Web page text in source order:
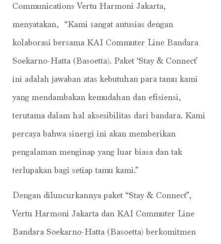
Communications Vertu Harmoni Jakarta,
menyatakan, “Kami sangat antusias dengan
kolaborasi bersama KAI Commuter Line Bandara
Soekarno-Hatta (Basoetta). Paket ‘Stay & Connect’
ini adalah jawaban atas kebutuhan para tamu kami
yang mendambakan kemudahan dan efisiensi,
terutama dalam hal aksesibilitas dari bandara. Kami
percaya bahwa sinergi ini akan memberikan
pengalaman menginap yang luar biasa dan tak
terlupakan bagi setiap tamu kami.”
Dengan diluncurkannya paket “Stay & Connect”,
Vertu Harmoni Jakarta dan KAI Commuter Line
Bandara Soekarno-Hatta (Basoetta) berkomitmen